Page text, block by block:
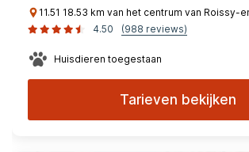
11.51 18.53 km van het centrum van Roissy-
4.50
(988 reviews)
Huisdieren toegestaan
Tarieven bekijken